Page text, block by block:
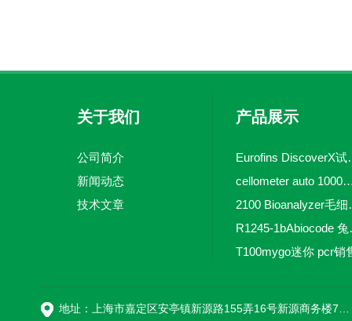
关于我们
公司简介
新闻动态
技术文章
产品展示
cellometer auto 1000全自
2100
T100mygo迷你 pcr销